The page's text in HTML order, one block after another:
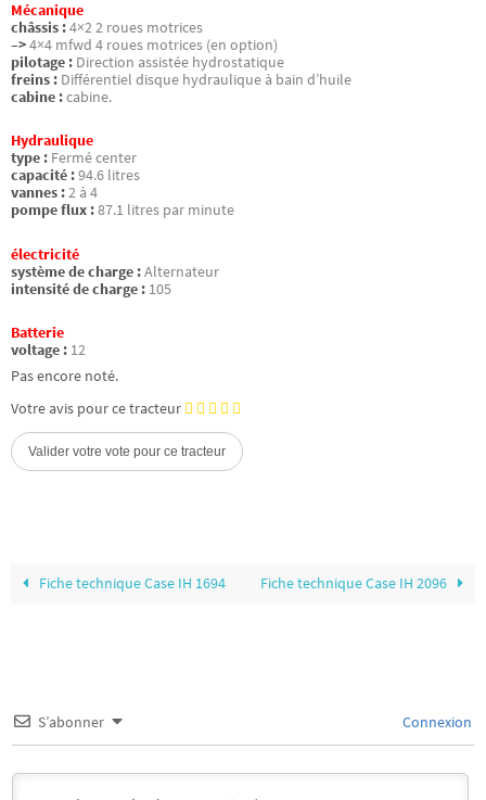
Mécanique
châssis :4×2 2 roues motrices
–>4×4 mfwd 4 roues motrices (en option)
pilotage : Direction assistée hydrostatique
freins : Différentiel disque hydraulique à bain d’huile
cabine :cabine.
Hydraulique
type : Fermé center
capacité :94.6 litres
vannes :2 à 4
pompe flux :87.1 litres par minute
électricité
système de charge :Alternateur
intensité de charge : 105
Batterie
voltage : 12
Pas encore noté.
Votre avis pour ce tracteur
Fiche technique Case IH 1694 Fiche technique Case IH 2096
S’abonner Connexion